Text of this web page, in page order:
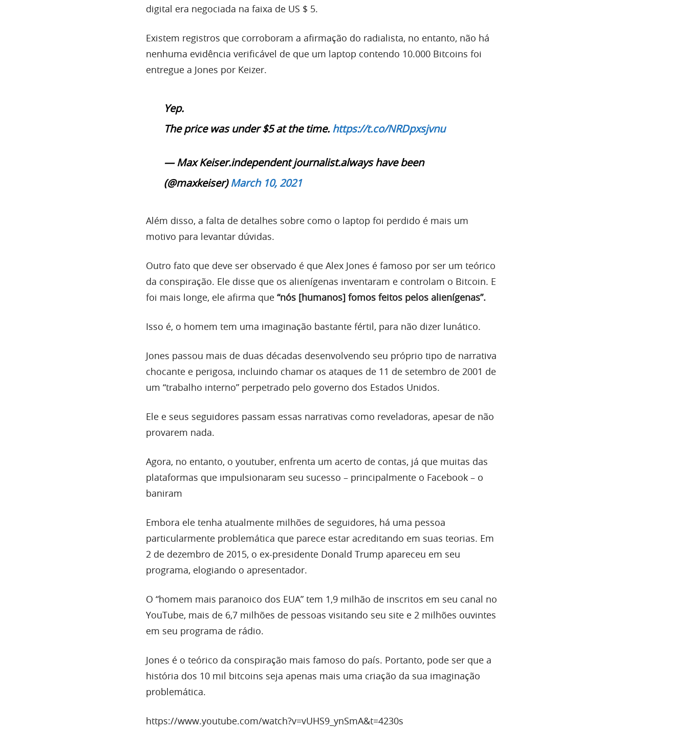
digital era negociada na faixa de US $ 5.
Existem registros que corroboram a afirmação do radialista, no entanto, não há
nenhuma evidência verificável de que um laptop contendo 10.000 Bitcoins foi
entregue a Jones por Keizer.
Yep.
The price was under $5 at the time. https://t.co/NRDpxsjvnu
— Max Keiser.independent journalist.always have been
(@maxkeiser)March 10, 2021
Além disso, a falta de detalhes sobre como o laptop foi perdido é mais um
motivo para levantar dúvidas.
Outro fato que deve ser observado é que Alex Jones é famoso por ser um teórico
da conspiração. Ele disse que os alienígenas inventaram e controlam o Bitcoin. E
foi mais longe, ele afirma que “nós [humanos] fomos feitos pelos alienígenas”.
Isso é, o homem tem uma imaginação bastante fértil, para não dizer lunático.
Jones passou mais de duas décadas desenvolvendo seu próprio tipo de narrativa
chocante e perigosa, incluindo chamar os ataques de 11 de setembro de 2001 de
um “trabalho interno” perpetrado pelo governo dos Estados Unidos.
Ele e seus seguidores passam essas narrativas como reveladoras, apesar de não
provarem nada.
Agora, no entanto, o youtuber, enfrenta um acerto de contas, já que muitas das
plataformas que impulsionaram seu sucesso – principalmente o Facebook – o
baniram
Embora ele tenha atualmente milhões de seguidores, há uma pessoa
particularmente problemática que parece estar acreditando em suas teorias. Em
2 de dezembro de 2015, o ex-presidente Donald Trump apareceu em seu
programa, elogiando o apresentador.
O “homem mais paranoico dos EUA” tem 1,9 milhão de inscritos em seu canal no
YouTube, mais de 6,7 milhões de pessoas visitando seu site e 2 milhões ouvintes
em seu programa de rádio.
Jones é o teórico da conspiração mais famoso do país. Portanto, pode ser que a
história dos 10 mil bitcoins seja apenas mais uma criação da sua imaginação
problemática.
https://www.youtube.com/watch?v=vUHS9_ynSmA&t=4230s